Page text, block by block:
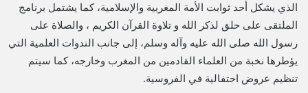
الذي يشكل أحد ثوابت الأمة المغربية والإسلامية، كما يشتمل برنامج
الملتقى على حلق لذكر الله و تلاوة القرآن الكريم ، والصلاة على
رسول الله صلى الله عليه وآله وسلم، إلى جانب الندوات العلمية التي
يؤطرها نخبة من العلماء القادمين من المغرب وخارجه، كما سيتم
تنظيم عروض احتفالية في الفروسية.